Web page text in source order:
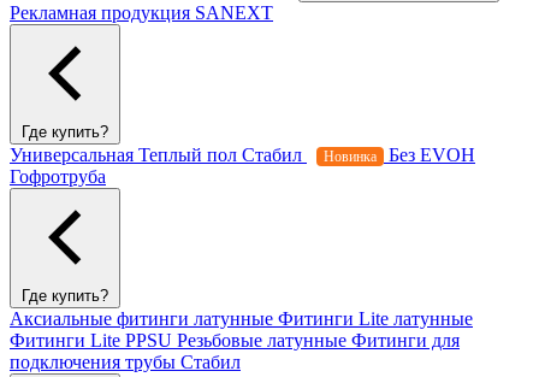
Рекламная продукция SANEXT
Где купить?
Универсальная Теплый пол Стабил Новинка
Без EVOH
Гофротруба
Где купить?
Аксиальные фитинги латунные Фитинги Lite латунные
Фитинги Lite PPSU Резьбовые латунные Фитинги для
подключения трубы Стабил